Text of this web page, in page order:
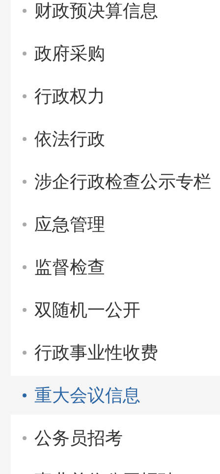
财政预决算信息
政府采购
行政权力
依法行政
涉企行政检查公示专栏
应急管理
监督检查
双随机一公开
行政事业性收费
重大会议信息
公务员招考